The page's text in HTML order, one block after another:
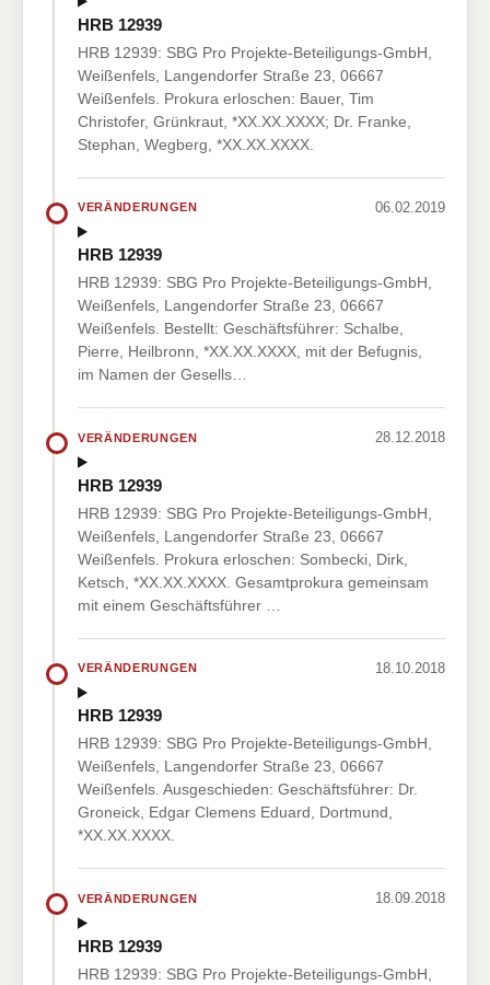
HRB 12939
HRB 12939: SBG Pro Projekte-Beteiligungs-GmbH,
Weißenfels, Langendorfer Straße 23, 06667
Weißenfels. Prokura erloschen: Bauer, Tim
Christofer, Grünkraut, *XX.XX.XXXX; Dr. Franke,
Stephan, Wegberg, *XX.XX.XXXX.
VERÄNDERUNGEN 06.02.2019
HRB 12939
HRB 12939: SBG Pro Projekte-Beteiligungs-GmbH,
Weißenfels, Langendorfer Straße 23, 06667
Weißenfels. Bestellt: Geschäftsführer: Schalbe,
Pierre, Heilbronn, *XX.XX.XXXX, mit der Befugnis,
im Namen der Gesells…
VERÄNDERUNGEN 28.12.2018
HRB 12939
HRB 12939: SBG Pro Projekte-Beteiligungs-GmbH,
Weißenfels, Langendorfer Straße 23, 06667
Weißenfels. Prokura erloschen: Sombecki, Dirk,
Ketsch, *XX.XX.XXXX. Gesamtprokura gemeinsam
mit einem Geschäftsführer …
VERÄNDERUNGEN 18.10.2018
HRB 12939
HRB 12939: SBG Pro Projekte-Beteiligungs-GmbH,
Weißenfels, Langendorfer Straße 23, 06667
Weißenfels. Ausgeschieden: Geschäftsführer: Dr.
Groneick, Edgar Clemens Eduard, Dortmund,
*XX.XX.XXXX.
VERÄNDERUNGEN 18.09.2018
HRB 12939
HRB 12939: SBG Pro Projekte-Beteiligungs-GmbH,